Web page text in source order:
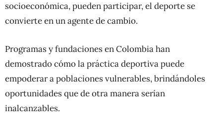
socioeconómica, pueden participar, el deporte se
convierte en un agente de cambio.
Programas y fundaciones en Colombia han
demostrado cómo la práctica deportiva puede
empoderar a poblaciones vulnerables, brindándoles
oportunidades que de otra manera serían
inalcanzables.